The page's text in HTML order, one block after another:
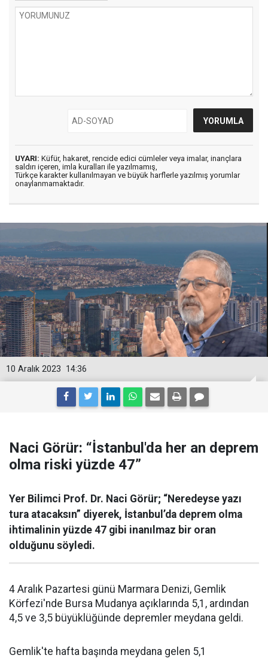
UYARI: Küfür, hakaret, rencide edici cümleler veya imalar, inançlara
saldırı içeren, imla kuralları ile yazılmamış,
Türkçe karakter kullanılmayan ve büyük harflerle yazılmış yorumlar
onaylanmamaktadır.
14:36
10 Aralık 2023
Naci Görür: “İstanbul'da her an deprem
olma riski yüzde 47”
Yer Bilimci Prof. Dr. Naci Görür; “Neredeyse yazı
tura atacaksın” diyerek, İstanbul’da deprem olma
ihtimalinin yüzde 47 gibi inanılmaz bir oran
olduğunu söyledi.
4 Aralık Pazartesi günü Marmara Denizi, Gemlik
Körfezi'nde Bursa Mudanya açıklarında 5,1, ardından
4,5 ve 3,5 büyüklüğünde depremler meydana geldi.
Gemlik'te hafta başında meydana gelen 5,1